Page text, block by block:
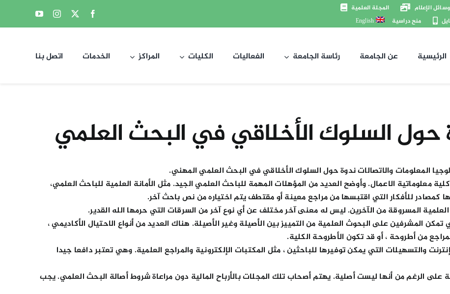
وسائل الإعلام
المجلة العلمية
منح دراسية English
الرئيسية عن الجامعة رئاسة الجامعة الفعاليات الكليات المراكز الخدمات اتصل بنا
حول السلوك الأخلاقي في البحث العلمي
المعلومات والاتصالات ندوة حول السلوك الأخلاقي في البحث العلمي المهني.
معلوماتية الاعمال. وأوضح العديد من المؤهلات المهمة للباحث العلمي الجيد. مثل الأمانة العلمية للباحث العلمي،
كمصادر للأفكار التي اقتبسها من مراجع معينة أو مقتطف يتم اختياره من نص باحث آخر.
المسروقة من الآخرين. ليس له معنى آخر مختلف عن أي نوع آخر من السرقات التي حرمها الله القدير.
المشرفين على البحوث العلمية من التمييز بين الأصيلة وغير الأصيلة. هناك العديد من أنواع الاحتيال الأكاديمي ،
من أطروحة ، أو قد تكون الأطروحة الكلية.
والتسهيلات التي يمكن توفيرها للباحثين ، مثل المكتبات الإلكترونية والمراجع العلمية. وهي تعتبر دافعا جيدا
الرغم من أنها ليست أصلية. يهتم أصحاب تلك المجلات بالأرباح المالية دون مراعاة شروط أصالة البحث العلمي. يجب